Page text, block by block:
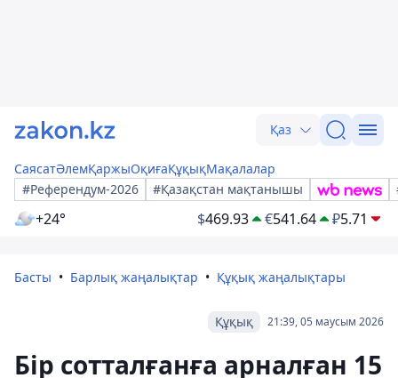
Қаз
СаясатӘлемҚаржыОқиғаҚұқықМақалалар
#Референдум-2026
#Қазақстан мақтанышы
+24° $469.93 €541.64 ₽5.71
Басты Барлық жаңалықтар Құқық жаңалықтары
21:39, 05 маусым 2026
Құқық
Бір сотталғанға арналған 15